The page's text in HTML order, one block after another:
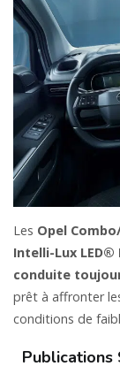
Les Opel
Intelli-Lux
conduite
prêt à affronter
conditions de
Publications